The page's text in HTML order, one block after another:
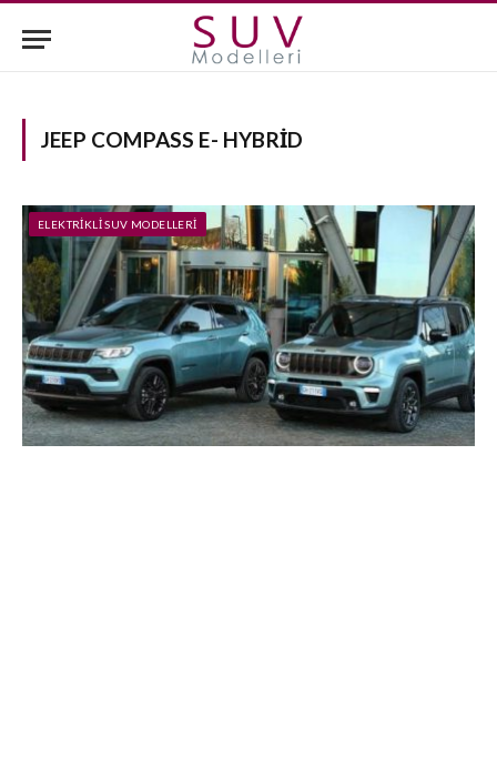
JEEP COMPASS E- HYBRID
ELEKTRIKLI SUV MODELLERI